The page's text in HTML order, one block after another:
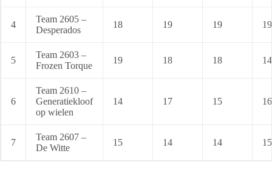
4
Team 2605 –
Desperados
18 19 19 19
5
Team 2603 –
Frozen Torque
19 18 18 14
6
Team 2610 –
Generatiekloof
op wielen
14 17 15 16
7
Team 2607 –
De Witte
15 14 14 15